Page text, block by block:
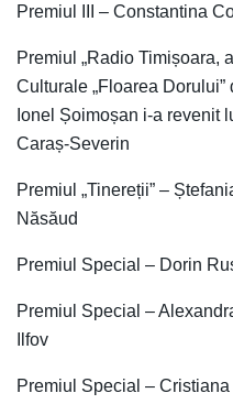
Premiul III – Constantina
Premiul „Radio Timișoara,
Culturale „Floarea
Ionel Șoimoșan i-a revenit
Caraș-Severin
Premiul „Tinereții” –
Năsăud
Premiul Special – Dorin
Premiul Special –
Ilfov
Premiul Special –